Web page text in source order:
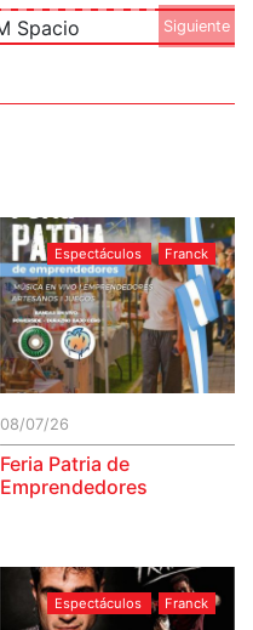
Siguiente
Espectáculos Franck
08/07/26
Feria Patria de
Emprendedores
Espectáculos Franck